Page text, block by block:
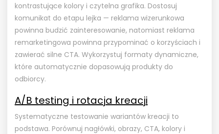
kontrastujące kolory i czytelna grafika. Dostosuj
komunikat do etapu lejka — reklama wizerunkowa
powinna budzić zainteresowanie, natomiast reklama
remarketingowa powinna przypominać o korzyściach i
zawierać silne CTA. Wykorzystuj formaty dynamiczne,
które automatycznie dopasowują produkty do
odbiorcy.
A/B testing i rotacja kreacji
Systematyczne testowanie wariantów kreacji to
podstawa. Porównuj nagłówki, obrazy, CTA, kolory i